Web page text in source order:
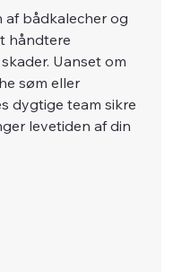
bådkalecher og
håndtere
Uanset om
søm eller
dygtige team sikre
levetiden af din